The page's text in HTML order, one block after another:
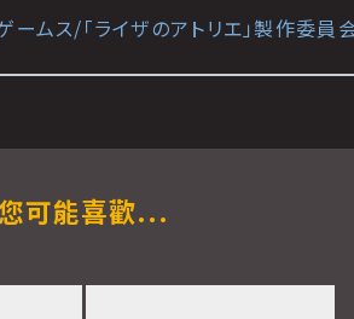
ムス/「ライザのアトリエ」製作委員
可能喜歡...